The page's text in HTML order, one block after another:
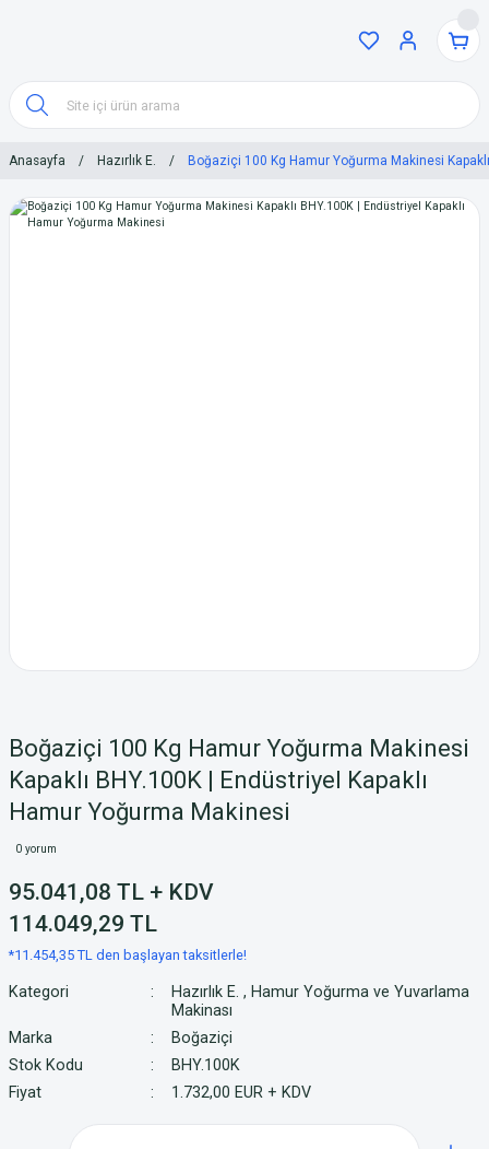
Anasayfa Hazırlık E. Boğaziçi 100 Kg Hamur Yoğurma Makinesi
Boğaziçi 100 Kg Hamur Yoğurma Makinesi
Kapaklı BHY.100K | Endüstriyel Kapaklı
Hamur Yoğurma Makinesi
0 yorum
95.041,08 TL + KDV
114.049,29 TL
*11.454,35 TL den başlayan taksitlerle!
Kategori Hazırlık E. , Hamur Yoğurma ve Yuvarlama
Makinası
Marka
Boğaziçi
Stok Kodu
BHY.100K
Fiyat
1.732,00 EUR + KDV